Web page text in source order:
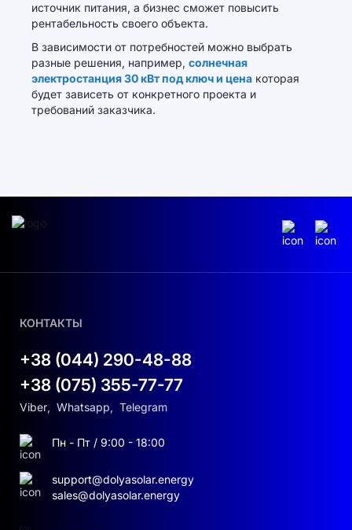
источник питания, а бизнес сможет повысить
рентабельность своего объекта.
В зависимости от потребностей можно выбрать
разные решения, например, солнечная
электростанция 30 кВт под ключ и цена которая
будет зависеть от конкретного проекта и
требований заказчика.
КОНТАКТЫ
+38 (044) 290-48-88
+38 (075) 355-77-77
Viber, Whatsapp, Telegram
Пн - Пт / 9:00 - 18:00
support@dolyasolar.energy
sales@dolyasolar.energy